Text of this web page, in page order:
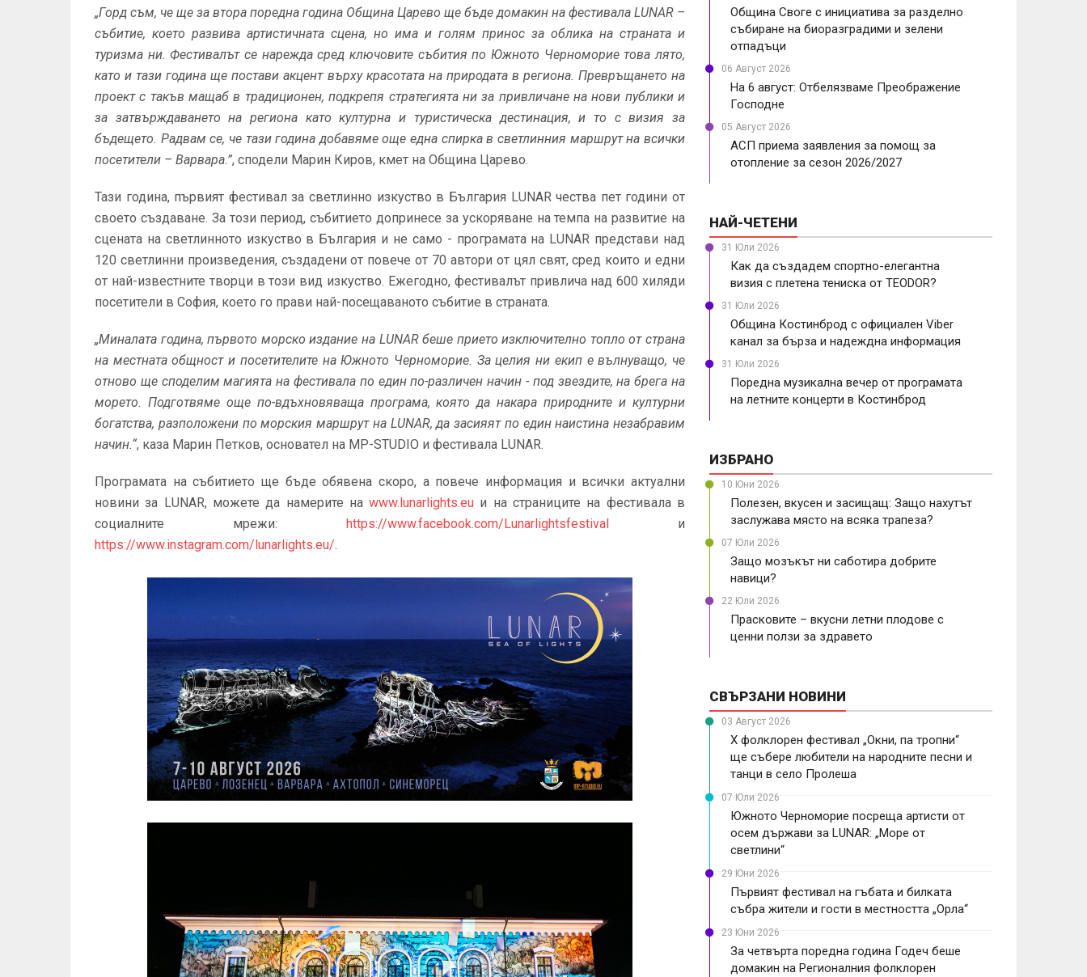
„Горд съм, че ще за втора поредна година Община Царево ще бъде домакин на фестивала LUNAR –
събитие, което развива артистичната сцена, но има и голям принос за облика на страната и
туризма ни. Фестивалът се нарежда сред ключовите събития по Южното Черноморие това лято,
като и тази година ще постави акцент върху красотата на природата в региона. Превръщането на
проект с такъв мащаб в традиционен, подкрепя стратегията ни за привличане на нови публики и
за затвърждаването на региона като културна и туристическа дестинация, и то с визия за
бъдещето. Радвам се, че тази година добавяме още една спирка в светлинния маршрут на всички
посетители – Варвара.”, сподели Марин Киров, кмет на Община Царево.
Тази година, първият фестивал за светлинно изкуство в България LUNAR чества пет години от
своето създаване. За този период, събитието допринесе за ускоряване на темпа на развитие на
сцената на светлинното изкуство в България и не само - програмата на LUNAR представи над
120 светлинни произведения, създадени от повече от 70 автори от цял свят, сред които и едни
от най-известните творци в този вид изкуство. Ежегодно, фестивалът привлича над 600 хиляди
посетители в София, което го прави най-посещаваното събитие в страната.
„Миналата година, първото морско издание на LUNAR беше прието изключително топло от страна
на местната общност и посетителите на Южното Черноморие. За целия ни екип е вълнуващо, че
отново ще споделим магията на фестивала по един по-различен начин - под звездите, на брега на
морето. Подготвяме още по-вдъхновяваща програма, която да накара природните и културни
богатства, разположени по морския маршрут на LUNAR, да засияят по един наистина незабравим
начин.“, каза Марин Петков, основател на MP-STUDIO и фестивала LUNAR.
Програмата на събитието ще бъде обявена скоро, а повече информация и всички актуални
новини за LUNAR, можете да намерите наwww.lunarlights.eu и на страниците на фестивала в
социалните мрежи: https://www.facebook.com/Lunarlightsfestival и
https://www.instagram.com/lunarlights.eu/.
Община Своге с инициатива за разделно
събиране на биоразградими и зелени
отпадъци
06 Август 2026
На 6 август: Отбелязваме Преображение
Господне
05 Август 2026
АСП приема заявления за помощ за
отопление за сезон 2026/2027
НАЙ-ЧЕТЕНИ
31 Юли 2026
Как да създадем спортно-елегантна
визия с плетена тениска от TEODOR?
31 Юли 2026
Община Костинброд с официален Viber
канал за бърза и надеждна информация
31 Юли 2026
Поредна музикална вечер от програмата
на летните концерти в Костинброд
ИЗБРАНО
10 Юни 2026
Полезен, вкусен и засищащ: Защо нахутът
заслужава място на всяка трапеза?
07 Юли 2026
Защо мозъкът ни саботира добрите
навици?
22 Юли 2026
Прасковите – вкусни летни плодове с
ценни ползи за здравето
СВЪРЗАНИ НОВИНИ
03 Август 2026
X фолклорен фестивал „Окни, па тропни“
ще събере любители на народните песни и
танци в село Пролеша
07 Юли 2026
Южното Черноморие посреща артисти от
осем държави за LUNAR: „Море от
светлини“
29 Юни 2026
Първият фестивал на гъбата и билката
събра жители и гости в местността „Орла“
23 Юни 2026
За четвърта поредна година Годеч беше
домакин на Регионалния фолклорен